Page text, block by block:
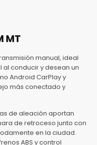
MT
manual, ideal
conducir y desean un
Android CarPlay y
más conectado y
de aleación aportan
de retroceso junto con
en la ciudad.
ABS y control